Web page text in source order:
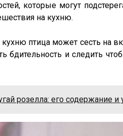
которые могут
на кухню.
птица может сесть на
бдительность и следить
розелла: его содержание и